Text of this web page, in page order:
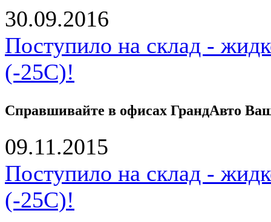
30.09.2016
Поступило на склад -
(-25С)!
Справшивайте в офисах ГрандАвто
09.11.2015
Поступило на склад -
(-25С)!